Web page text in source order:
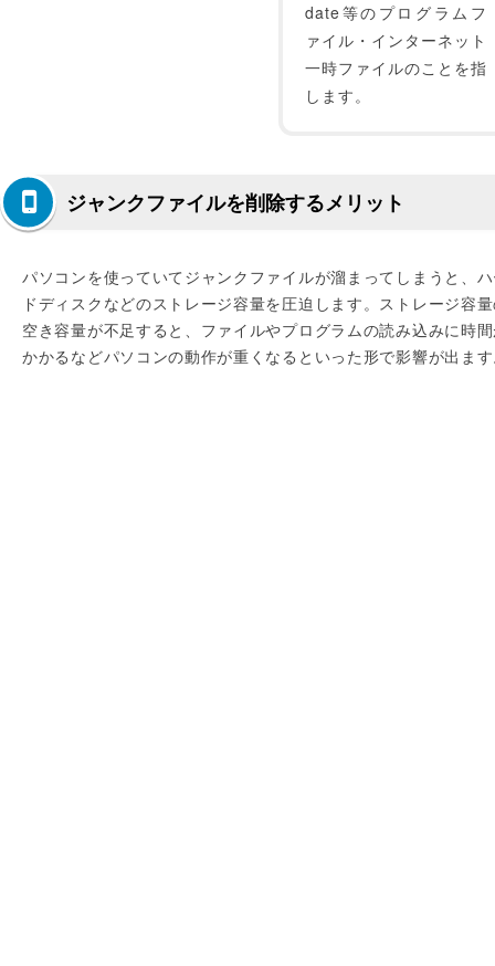
date等のプログラムフ
ァイル・インターネット
一時ファイルのことを指
します。
ジャンクファイルを削除するメリット
パソコンを使っていてジャンクファイルが溜まってしまうと、
ドディスクなどのストレージ容量を圧迫します。ストレージ容
空き容量が不足すると、ファイルやプログラムの読み込みに時
かかるなどパソコンの動作が重くなるといった形で影響が出ま